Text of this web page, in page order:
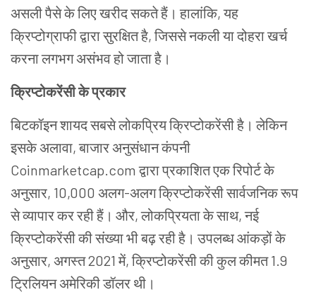
असलीपैसेकेलिएखरीदसकतेहैं। हालांकि,यह
क्रिप्टोग्राफीद्वारासुरक्षितहै,जिससेनकलीयादोहराखर्च
करनालगभगअसंभवहोजाताहै।
क्रिप्टोकरेंसीकेप्रकार
बिटकॉइनशायदसबसेलोकप्रियक्रिप्टोकरेंसीहै। लेकिन
इसकेअलावा,बाजारअनुसंधानकंपनी
Coinmarketcap.comद्वाराप्रकाशितएकरिपोर्टके
अनुसार, 10,000 अलग-अलगक्रिप्टोकरेंसीसार्वजनिकरूप
सेव्यापारकररहीहैं। और,लोकप्रियताकेसाथ,नई
क्रिप्टोकरेंसीकीसंख्याभीबढ़रहीहै। उपलब्धआंकड़ोंके
अनुसार, अगस्त2021में,क्रिप्टोकरेंसीकीकुलकीमत1.9
ट्रिलियनअमेरिकीडॉलर थी।